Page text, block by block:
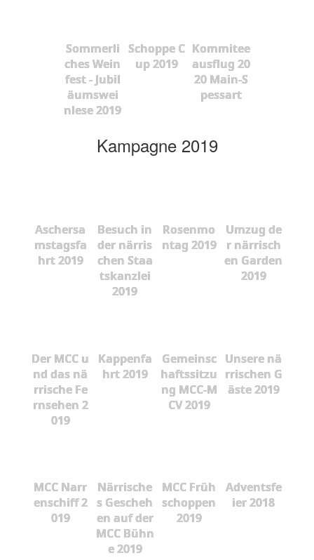
Sommerli
ches Wein
fest - Jubil
äumswei
nlese 2019
Schoppe C
up 2019
Kommitee
ausflug 20
20 Main-S
pessart
Kampagne 2019
Aschersa
mstagsfa
hrt 2019
Besuch in
der närris
chen Staa
tskanzlei
2019
Rosenmo
ntag 2019
Umzug de
r närrisch
en Garden
2019
Der MCC u
nd das nä
rrische Fe
rnsehen 2
019
Kappenfa
hrt 2019
Gemeinsc
haftssitzu
ng MCC-M
CV 2019
Unsere nä
rrischen G
äste 2019
MCC Narr
enschiff 2
019
Närrische
s Gescheh
en auf der
MCC Bühn
e 2019
MCC Früh
schoppen
2019
Adventsfe
ier 2018